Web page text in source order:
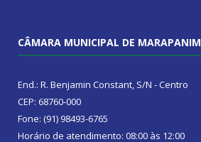
CÂMARA MUNICIPAL DE MARAPANIM
End.: R. Benjamin Constant, S/N - Centro
CEP: 68760-000
Fone: (91) 98493-6765
Horário de atendimento: 08:00 às 12:00